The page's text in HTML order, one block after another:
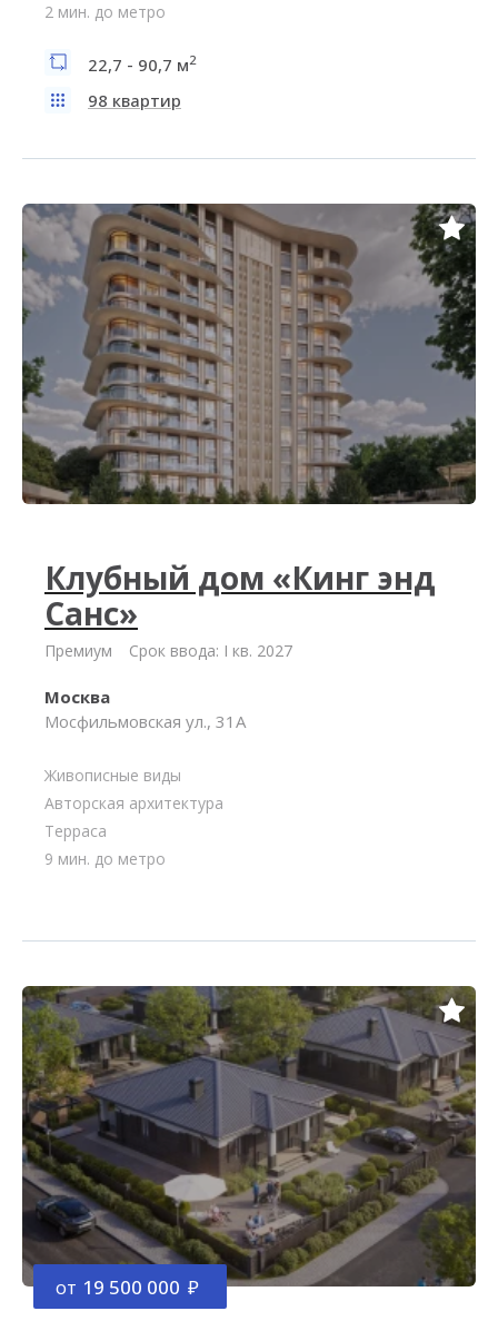
2 мин. до метро
22,7 - 90,7 м2
98 квартир
Клубный дом «Кинг энд
Санс»
Премиум Срок ввода: I кв. 2027
Москва
Мосфильмовская ул., 31А
Живописные виды
Авторская архитектура
Терраса
9 мин. до метро
от 19 500 000